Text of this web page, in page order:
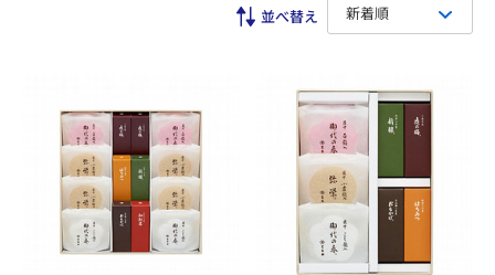
新着順